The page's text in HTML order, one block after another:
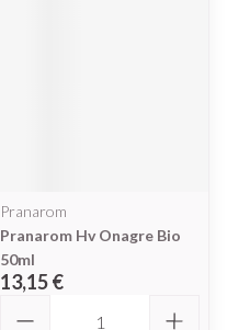
Pranarom
Pranarom Hv Onagre Bio
50ml
13,15 €